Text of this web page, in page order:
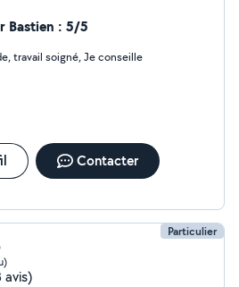
Bastien : 5/5
soigné, Je conseille
Contacter
Particulier
avis)